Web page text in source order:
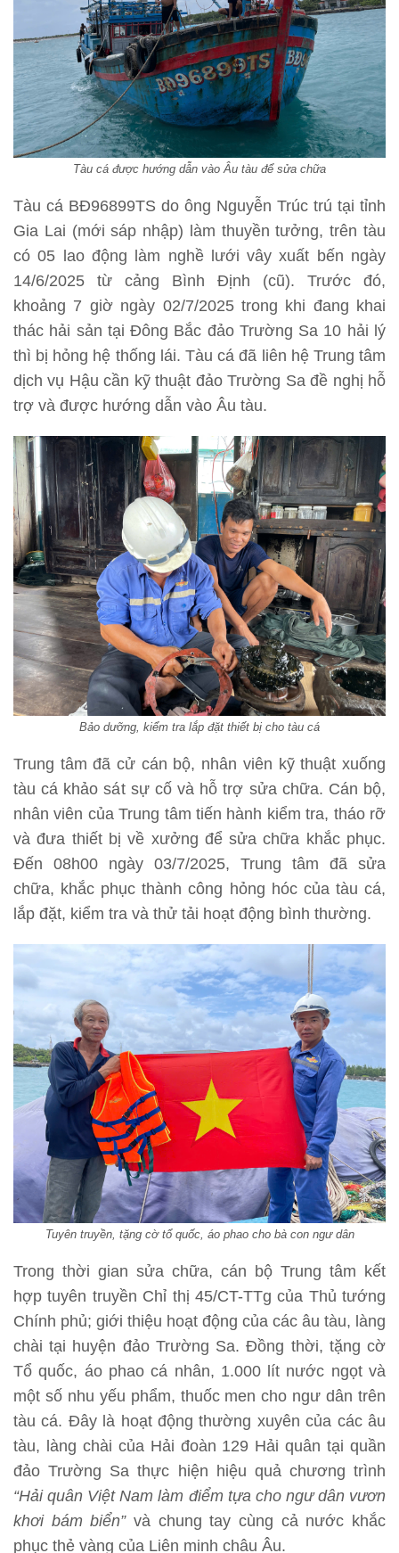
Tàu cá được hướng dẫn vào Âu tàu để sửa chữa
Tàu cá BĐ96899TS do ông Nguyễn Trúc trú tại tỉnh
Gia Lai (mới sáp nhập) làm thuyền tưởng, trên tàu
có 05 lao động làm nghề lưới vây xuất bến ngày
14/6/2025 từ cảng Bình Định (cũ). Trước đó,
khoảng 7 giờ ngày 02/7/2025 trong khi đang khai
thác hải sản tại Đông Bắc đảo Trường Sa 10 hải lý
thì bị hỏng hệ thống lái. Tàu cá đã liên hệ Trung tâm
dịch vụ Hậu cần kỹ thuật đảo Trường Sa đề nghị hỗ
trợ và được hướng dẫn vào Âu tàu.
Bảo dưỡng, kiểm tra lắp đặt thiết bị cho tàu cá
Trung tâm đã cử cán bộ, nhân viên kỹ thuật xuống
tàu cá khảo sát sự cố và hỗ trợ sửa chữa. Cán bộ,
nhân viên của Trung tâm tiến hành kiểm tra, tháo rỡ
và đưa thiết bị về xưởng để sửa chữa khắc phục.
Đến 08h00 ngày 03/7/2025, Trung tâm đã sửa
chữa, khắc phục thành công hỏng hóc của tàu cá,
lắp đặt, kiểm tra và thử tải hoạt động bình thường.
Tuyên truyền, tặng cờ tổ quốc, áo phao cho bà con ngư dân
Trong thời gian sửa chữa, cán bộ Trung tâm kết
hợp tuyên truyền Chỉ thị 45/CT-TTg của Thủ tướng
Chính phủ; giới thiệu hoạt động của các âu tàu, làng
chài tại huyện đảo Trường Sa. Đồng thời, tặng cờ
Tổ quốc, áo phao cá nhân, 1.000 lít nước ngọt và
một số nhu yếu phẩm, thuốc men cho ngư dân trên
tàu cá. Đây là hoạt động thường xuyên của các âu
tàu, làng chài của Hải đoàn 129 Hải quân tại quần
đảo Trường Sa thực hiện hiệu quả chương trình
“Hải quân Việt Nam làm điểm tựa cho ngư dân vươn
khơi bám biển” và chung tay cùng cả nước khắc
phục thẻ vàng của Liên minh châu Âu.